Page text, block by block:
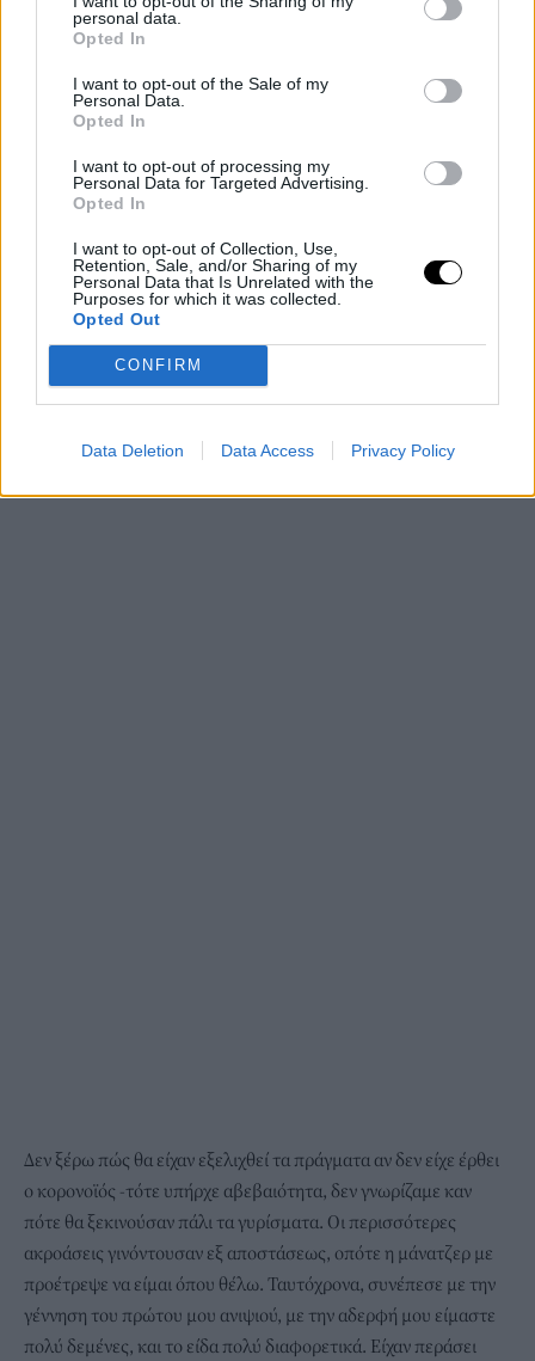
personal data.
Opted In
I want to opt-out of the Sale of my
Personal Data.
Opted In
I want to opt-out of processing my
Personal Data for Targeted Advertising.
Opted In
I want to opt-out of Collection, Use,
Retention, Sale, and/or Sharing of my
Personal Data that Is Unrelated with the
Purposes for which it was collected.
Opted Out
CONFIRM
Data Deletion Data Access Privacy Policy
Φωτογραφία: Παναγιώτης Μάλλιαρης
Τα χρόνια στην Αμερική τα θυμάμαι με πολύ ενθουσιασμό
-προφανώς, έχει δυσκολίες να πας σε μια άλλη ήπειρο, να
συστηθείς από την αρχή, να βρεις τα πατήματα σου, να κάνεις
ερεθίσματα από παντού και ήμουν ανοιχτή στο
να απορροφήσω όση περισσότερη πληροφορία μπορούσα.
Νιώθω ότι με έκανε πιο πλούσια ως άνθρωπο. Μεσα απο τη
συμμετοχή μου σε κάποιες σειρές και ταινίες είδα ένα
διαφορετικό τρόπο δουλειάς σε σχέση με το όσα είχα μάθει
στην Ελλάδα, κυρίως σε σχέση με το τεχνικό κομμάτι.
Δεν ξέρω πώς θα είχαν εξελιχθεί τα πράγματα αν δεν είχε έρθει
ο κορονοϊός -τότε υπήρχε αβεβαιότητα, δεν γνωρίζαμε καν
πότε θα ξεκινούσαν πάλι τα γυρίσματα. Οι περισσότερες
ακροάσεις γινόντουσαν εξ αποστάσεως, οπότε η μάνατζερ με
προέτρεψε να είμαι όπου θέλω. Ταυτόχρονα, συνέπεσε με την
γέννηση του πρώτου μου ανιψιού, με την αδερφή μου είμαστε
πολύ δεμένες, και το είδα πολύ διαφορετικά. Είχαν περάσει